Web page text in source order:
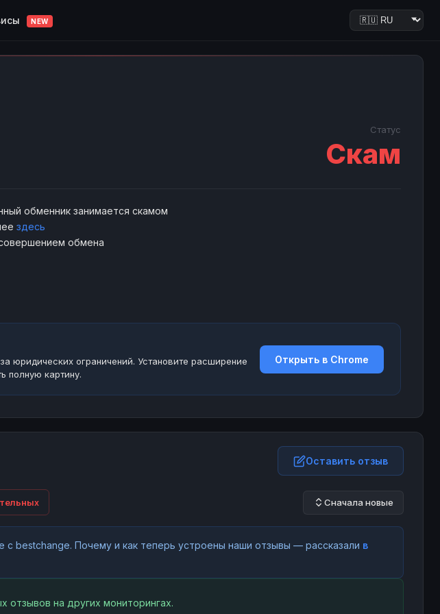
NEW
Статус
Скам
обменник занимается скамом
здесь
обмена
юридических ограничений. Установите расширение
полную картину.
Открыть в Chrome
Оставить отзыв
Сначала новые
bestchange. Почему и как теперь устроены наши отзывы — рассказали в
на других мониторингах.